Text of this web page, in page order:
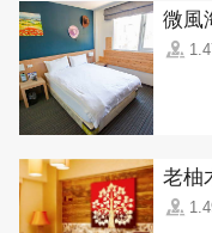
微風
老柚